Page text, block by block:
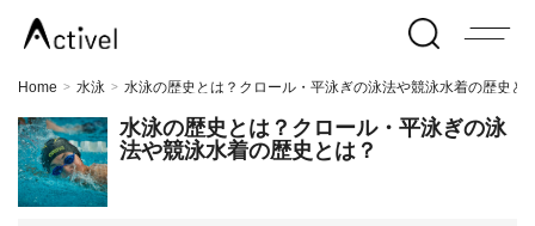
Home > 水泳 > 水泳の歴史とは？クロール・平泳ぎの泳法や競泳水着の歴史と
水泳の歴史とは？クロール・平泳ぎの泳
法や競泳水着の歴史とは？